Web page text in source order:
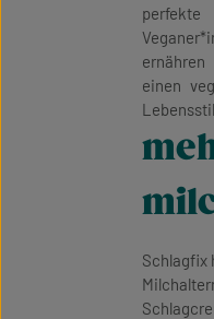
perfekte
einen
Schlagfix